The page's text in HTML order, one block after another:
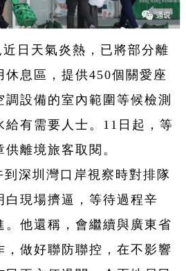
日天氣炎熱，已將部分離
休息區，提供450個關愛座
設備的室內範圍等候檢測
給有需要人士。11日起，等
離境旅客取閱。
到深圳灣口岸視察時對排隊
白現場擠逼，等待過程辛
。他還稱，會繼續與廣東省
，做好聯防聯控，在不影響